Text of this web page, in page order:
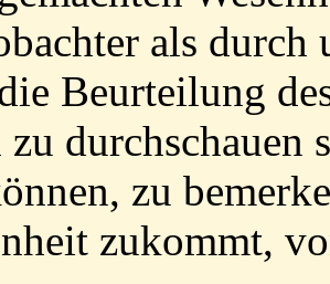
als
Beurteilung
durchschauen
zu
zukommt,